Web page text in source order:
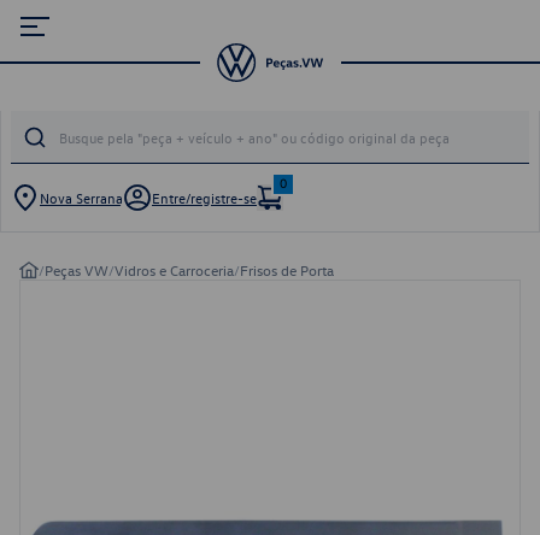
Nova Serrana Entre/registre-se
0
/Peças VW/Vidros e Carroceria/Frisos de Porta